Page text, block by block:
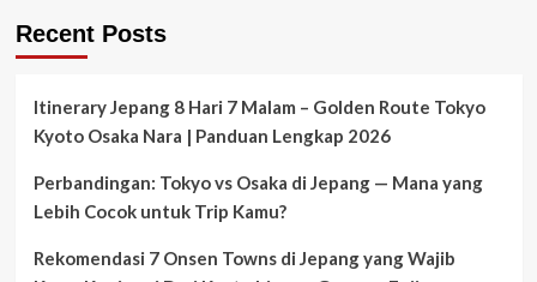
Recent Posts
Itinerary Jepang 8 Hari 7 Malam – Golden Route Tokyo
Kyoto Osaka Nara | Panduan Lengkap 2026
Perbandingan: Tokyo vs Osaka di Jepang — Mana yang
Lebih Cocok untuk Trip Kamu?
Rekomendasi 7 Onsen Towns di Jepang yang Wajib